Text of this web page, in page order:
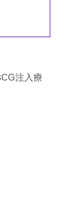
注入療